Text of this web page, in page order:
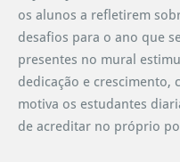
os alunos a refletirem
desafios para o ano que
presentes no mural
dedicação e crescimento,
motiva os estudantes
de acreditar no próprio